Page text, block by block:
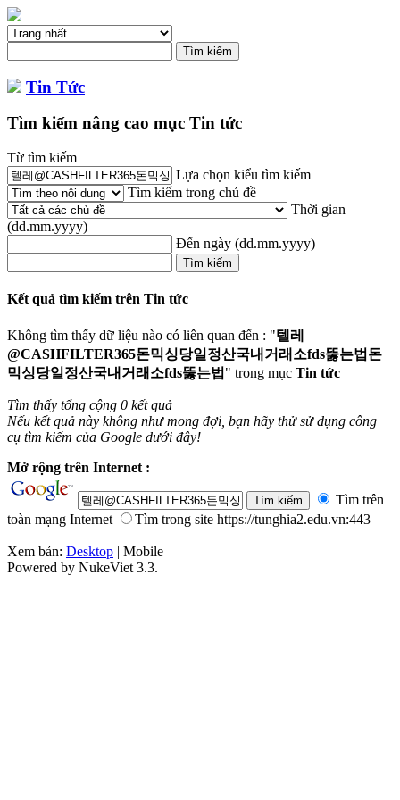
Tin Tức
Tìm kiếm nâng cao mục Tin tức
Từ tìm kiếm
Lựa chọn kiểu tìm kiếm
Tìm kiếm trong chủ đề
Thời gian
(dd.mm.yyyy)
Đến ngày (dd.mm.yyyy)
Kết quả tìm kiếm trên Tin tức
Không tìm thấy dữ liệu nào có liên quan đến : "텔레
@CASHFILTER365돈믹싱당일정산국내거래소fds뚫는법돈
믹싱당일정산국내거래소fds뚫는법 " trong mục Tin tức
Tìm thấy tổng cộng 0 kết quả
Nếu kết quả này không như mong đợi, bạn hãy thử sử dụng công
cụ tìm kiếm của Google dưới đây!
Mở rộng trên Internet :
Tìm trên
toàn mạng Internet
Tìm trong site https://tunghia2.edu.vn:443
Xem bản: Desktop | Mobile
Powered by NukeViet 3.3.